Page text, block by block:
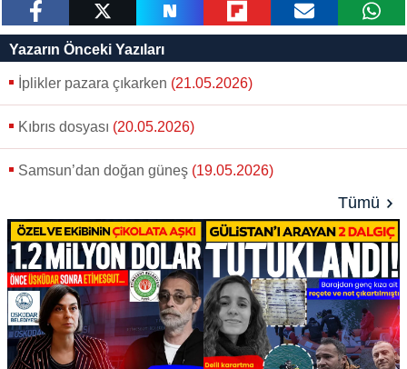
Yazarın Önceki Yazıları
İplikler pazara çıkarken (21.05.2026)
Kıbrıs dosyası (20.05.2026)
Samsun’dan doğan güneş (19.05.2026)
Tümü